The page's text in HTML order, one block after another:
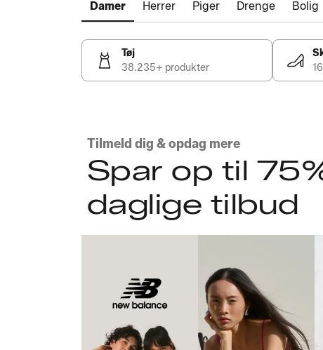
Damer Herrer Piger Drenge Bolig
Tøj
38.235+ produkter
Tilmeld dig & opdag mere
Spar op til
daglige tilbud